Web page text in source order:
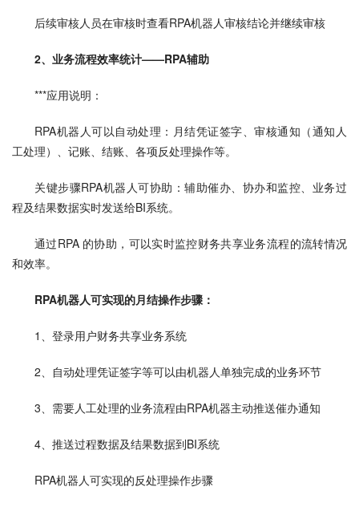
后续审核人员在审核时查看RPA机器人审核结论并继续审核
2、业务流程效率统计——RPA辅助
***应用说明：
RPA机器人可以自动处理：月结凭证签字、审核通知（通知人
工处理）、记账、结账、各项反处理操作等。
关键步骤RPA机器人可协助：辅助催办、协办和监控、业务过
程及结果数据实时发送给BI系统。
通过RPA 的协助，可以实时监控财务共享业务流程的流转情况
和效率。
RPA机器人可实现的月结操作步骤：
1、登录用户财务共享业务系统
2、自动处理凭证签字等可以由机器人单独完成的业务环节
3、需要人工处理的业务流程由RPA机器主动推送催办通知
4、推送过程数据及结果数据到BI系统
RPA机器人可实现的反处理操作步骤